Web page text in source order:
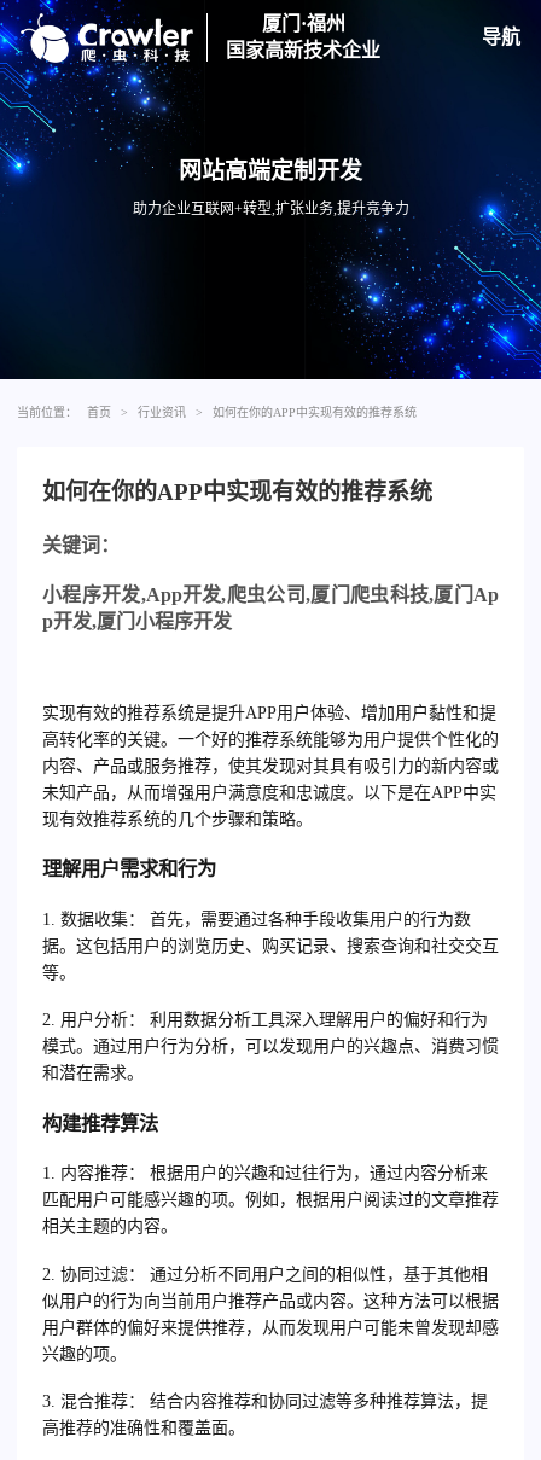
厦门·福州
国家高新技术企业
导航
网站高端定制开发
助力企业互联网+转型,扩张业务,提升竞争力
当前位置： 首页 > 行业资讯 > 如何在你的APP中实现有效的推荐系统
如何在你的APP中实现有效的推荐系统
关键词：
小程序开发,App开发,爬虫公司,厦门爬虫科技,厦门 Ap
p开发,厦门小程序开发
实现有效的推荐系统是提升APP用户体验、增加用户黏性和提
高转化率的关键。一个好的推荐系统能够为用户提供个性化的
内容、产品或服务推荐，使其发现对其具有吸引力的新内容或
未知产品，从而增强用户满意度和忠诚度。以下是在APP中实
现有效推荐系统的几个步骤和策略。
理解用户需求和行为
1. 数据收集：
首先，需要通过各种手段收集用户的行为数
据。这包括用户的浏览历史、购买记录、搜索查询和社交交互
等。
2. 用户分析：
利用数据分析工具深入理解用户的偏好和行为
模式。通过用户行为分析，可以发现用户的兴趣点、消费习惯
和潜在需求。
构建推荐算法
1. 内容推荐：
根据用户的兴趣和过往行为，通过内容分析来
匹配用户可能感兴趣的项。例如，根据用户阅读过的文章推荐
相关主题的内容。
2. 协同过滤：
通过分析不同用户之间的相似性，基于其他相
似用户的行为向当前用户推荐产品或内容。这种方法可以根据
用户群体的偏好来提供推荐，从而发现用户可能未曾发现却感
兴趣的项。
3. 混合推荐：
结合内容推荐和协同过滤等多种推荐算法，提
高推荐的准确性和覆盖面。